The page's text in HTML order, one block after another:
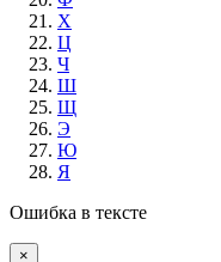
Х
Ц
Ч
Ш
Щ
Э
Ю
Я
Ошибка в тексте
×